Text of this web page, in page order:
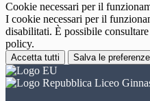
Cookie necessari per il
I cookie necessari per il
disabilitati. È possibile
policy.
Accetta tutti Salva le preferenze
Liceo